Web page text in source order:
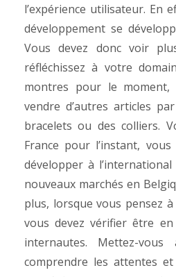
l’expérience utilisateur. En
développement se
Vous devez donc voir
réfléchissez à votre
montres pour le moment,
vendre d’autres articles
bracelets ou des colliers.
France pour l’instant,
développer à
nouveaux marchés en
plus, lorsque vous pensez
vous devez vérifier être
internautes. Mettez-
comprendre les attentes